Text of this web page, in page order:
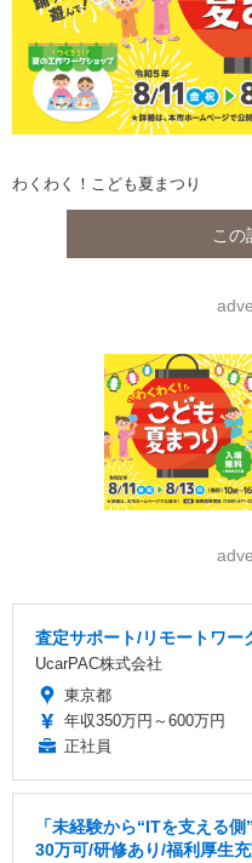
わくわく！こども夏まつり
この
査定サポート/リモートワー
UcarPAC株式会社
東京都
年収350万円～600万円
正社員
「未経験から“ITを支える
30万可/研修あり/福利厚生